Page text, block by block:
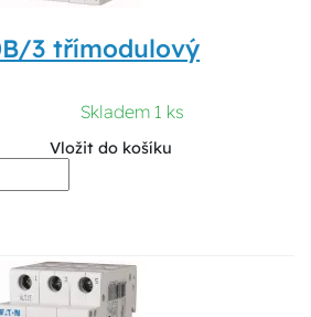
3 třímodulový
Skladem 1 ks
Vložit do košíku